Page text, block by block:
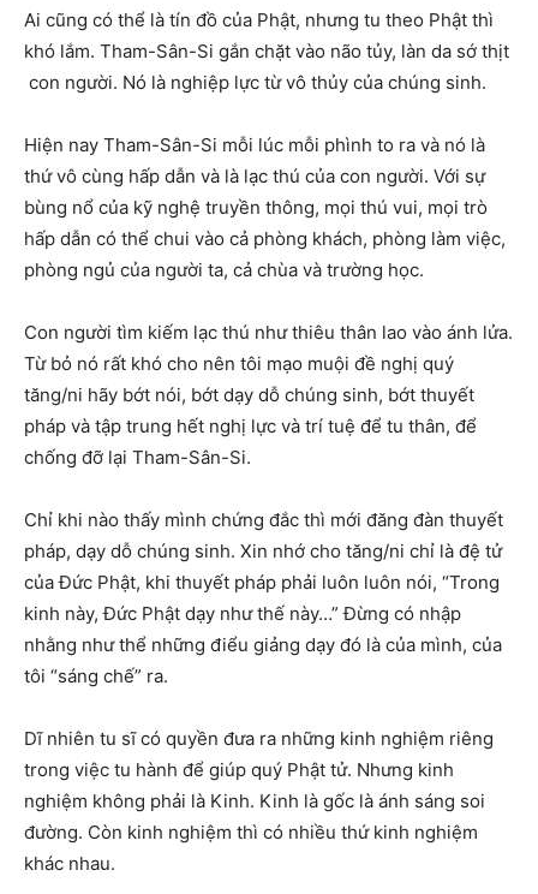
Ai cũng có thể là tín đồ của Phật, nhưng tu theo Phật thì
khó lắm. Tham-Sân-Si gắn chặt vào não tủy, làn da sớ thịt
con người. Nó là nghiệp lực từ vô thủy của chúng sinh.
Hiện nay Tham-Sân-Si mỗi lúc mỗi phình to ra và nó là
thứ vô cùng hấp dẫn và là lạc thú của con người. Với sự
bùng nổ của kỹ nghệ truyền thông, mọi thú vui, mọi trò
hấp dẫn có thể chui vào cả phòng khách, phòng làm việc,
phòng ngủ của người ta, cả chùa và trường học.
Con người tìm kiếm lạc thú như thiêu thân lao vào ánh lửa.
Từ bỏ nó rất khó cho nên tôi mạo muội đề nghị quý
tăng/ni hãy bớt nói, bớt dạy dỗ chúng sinh, bớt thuyết
pháp và tập trung hết nghị lực và trí tuệ để tu thân, để
chống đỡ lại Tham-Sân-Si.
Chỉ khi nào thấy mình chứng đắc thì mới đăng đàn thuyết
pháp, dạy dỗ chúng sinh. Xin nhớ cho tăng/ni chỉ là đệ tử
của Đức Phật, khi thuyết pháp phải luôn luôn nói, “Trong
kinh này, Đức Phật dạy như thế này…” Đừng có nhập
nhằng như thể những điểu giảng dạy đó là của mình, của
tôi “sáng chế” ra.
Dĩ nhiên tu sĩ có quyền đưa ra những kinh nghiệm riêng
trong việc tu hành để giúp quý Phật tử. Nhưng kinh
nghiệm không phải là Kinh. Kinh là gốc là ánh sáng soi
đường. Còn kinh nghiệm thì có nhiều thứ kinh nghiệm
khác nhau.